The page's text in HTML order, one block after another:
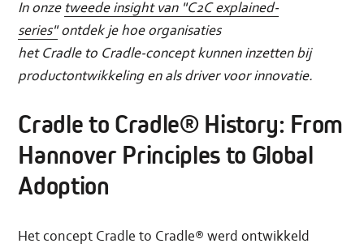
In onze tweede insight van "C2C explained-
series"ontdek je hoe organisaties
het Cradle to Cradle-concept kunnen inzetten bij
productontwikkeling en als driver voor innovatie.
Cradle to Cradle® History: From
Hannover Principles to Global
Adoption
Het concept Cradle to Cradle® werd ontwikkeld